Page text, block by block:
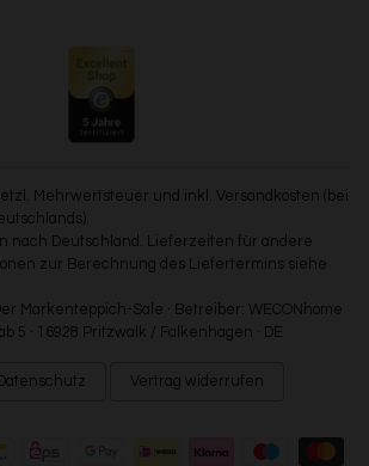
Mehrwertsteuer und inkl. Versandkosten (bei
nach Deutschland. Lieferzeiten für andere
zur Berechnung des Liefertermins siehe
Markenteppich-Sale · Betreiber: WECONhome
5 · 16928 Pritzwalk / Falkenhagen · DE
Datenschutz Vertrag widerrufen